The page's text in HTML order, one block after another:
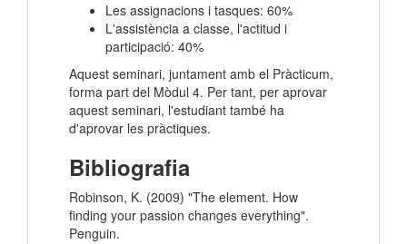
Les assignacions i tasques: 60%
L'assistència a classe, l'actitud i
participació: 40%
Aquest seminari, juntament amb el Pràcticum,
forma part del Mòdul 4. Per tant, per aprovar
aquest seminari, l'estudiant també ha
d'aprovar les pràctiques.
Bibliografia
Robinson, K. (2009) "The element. How
finding your passion changes everything".
Penguin.